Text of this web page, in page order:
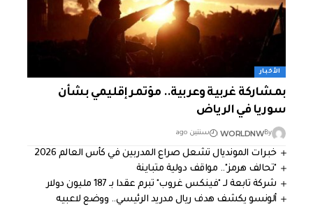
الأخبار
بمشاركة غربية وعربية.. مؤتمر إقليمي بشأن
سوريا في الرياض
By
WORLDNW سنتين ago
خبرات المونديال تشعل صراع المدربين في كأس العالم 2026
"تحالف هرمز".. مواقف دولية متباينة
شركة تابعة لـ "فينكس غروب" تبرم عقدا بـ 187 مليون دولار
ألونسو يكشف هدف ريال مدريد الرئيسي.. ووضع لاعبيه